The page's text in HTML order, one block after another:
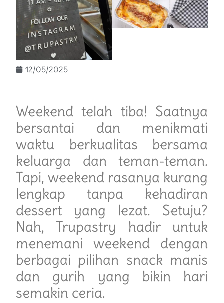
12/05/2025
Weekend telah tiba! Saatnya
bersantai dan menikmati
waktu berkualitas bersama
keluarga dan teman-teman.
Tapi, weekend rasanya kurang
lengkap tanpa kehadiran
dessert yang lezat. Setuju?
Nah, Trupastry hadir untuk
menemani weekend dengan
berbagai pilihan snack manis
dan gurih yang bikin hari
semakin ceria.